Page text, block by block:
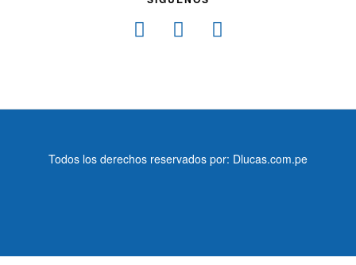
Todos los derechos reservados por: Dlucas.com.pe